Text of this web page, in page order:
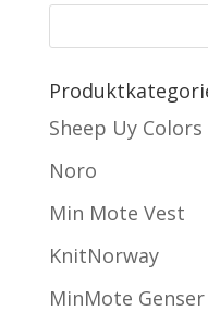
Sheep Uy Colors
Noro
Min Mote Vest
KnitNorway
MinMote Genser